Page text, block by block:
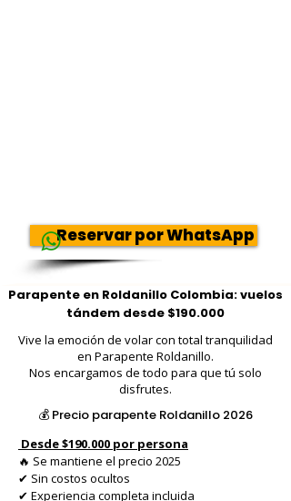
Reservar por WhatsApp
Parapente en Roldanillo Colombia: vuelos
tándem desde $190.000
Vive la emoción de volar con total tranquilidad
en Parapente Roldanillo.
Nos encargamos de todo para que tú solo
disfrutes.
💰 Precio parapente Roldanillo 2026
Desde $190.000 por persona
🔥 Se mantiene el precio 2025
✔ Sin costos ocultos
✔ Experiencia completa incluida